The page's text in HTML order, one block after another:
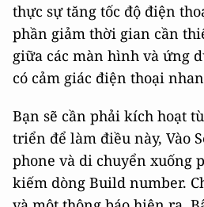
thực sự tăng tốc độ điện
phần giảm thời gian cần
giữa các màn hình và ứng
có cảm giác điện thoại
Bạn sẽ cần phải kích hoạt
triển để làm điều này, Vào
phone và di chuyển xuống
kiếm dòng Build number.